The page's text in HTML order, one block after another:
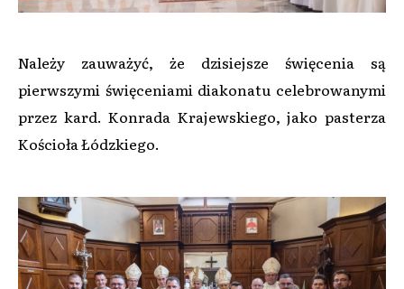
Należy zauważyć, że dzisiejsze święcenia są
pierwszymi święceniami diakonatu celebrowanymi
przez kard. Konrada Krajewskiego, jako pasterza
Kościoła Łódzkiego.